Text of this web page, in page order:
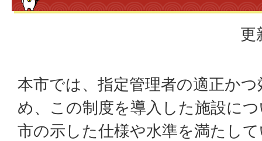
更
本市では、指定管理者の適正か
め、この制度を導入した施設に
市の示した仕様や水準を満たし